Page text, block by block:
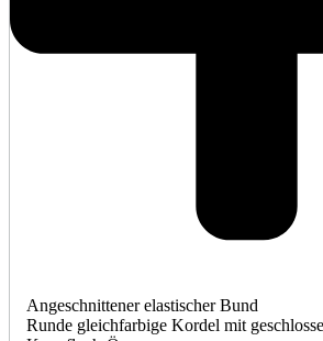
Angeschnittener elastischer Bund
Runde gleichfarbige Kordel mit